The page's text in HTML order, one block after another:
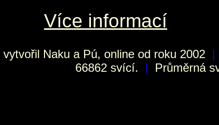
Více informací
vytvořil Naku a Pú, online od roku 2002 |
66862 svící.
| Průměrná